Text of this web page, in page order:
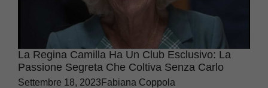
La Regina Camilla Ha Un Club Esclusivo: La
Passione Segreta Che Coltiva Senza Carlo
Settembre 18, 2023 Fabiana Coppola